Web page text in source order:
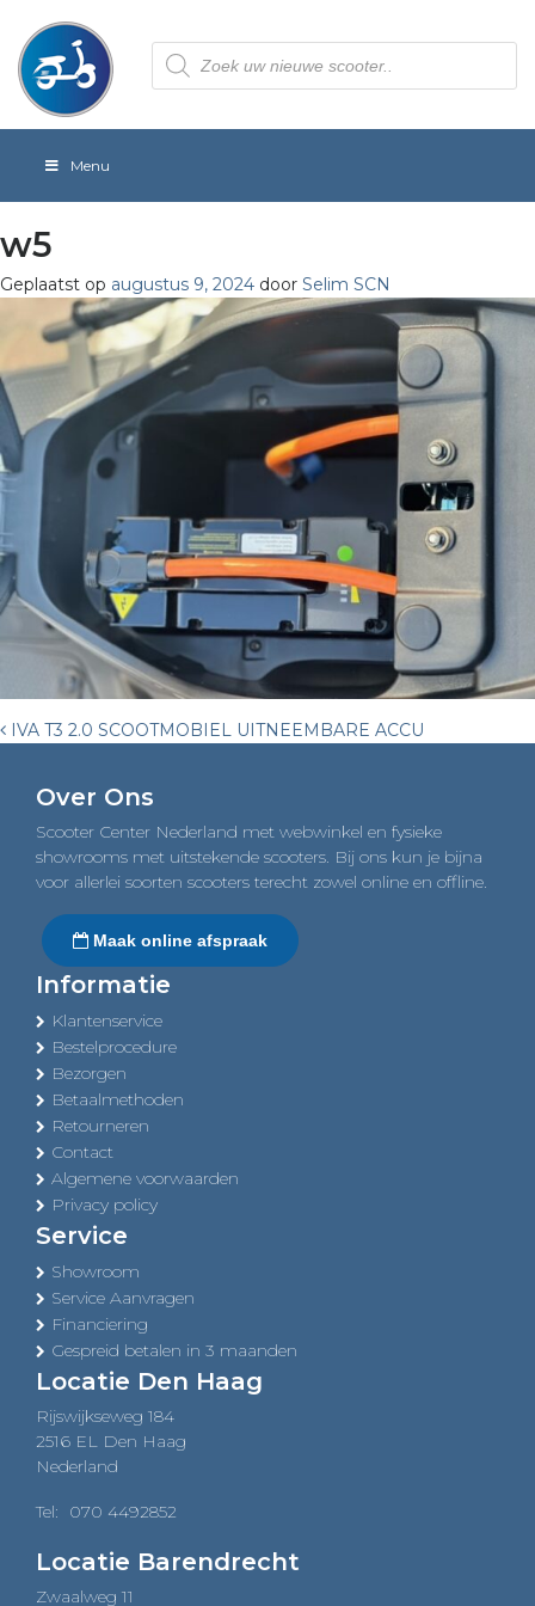
Producten
zoeken
Menu
w5
Geplaatst op augustus 9, 2024 door Selim SCN
Post
navigation
IVA T3 2.0 SCOOTMOBIEL UITNEEMBARE ACCU
Over Ons
Scooter Center Nederland met webwinkel en fysieke
showrooms met uitstekende scooters. Bij ons kun je bijna
voor allerlei soorten scooters terecht zowel online en offline.
Maak online afspraak
Informatie
Klantenservice
Bestelprocedure
Bezorgen
Betaalmethoden
Retourneren
Contact
Algemene voorwaarden
Privacy policy
Service
Showroom
Service Aanvragen
Financiering
Gespreid betalen in 3 maanden
Locatie Den Haag
Rijswijkseweg 184
2516 EL Den Haag
Nederland
Tel: 070 4492852
Locatie Barendrecht
Zwaalweg 11